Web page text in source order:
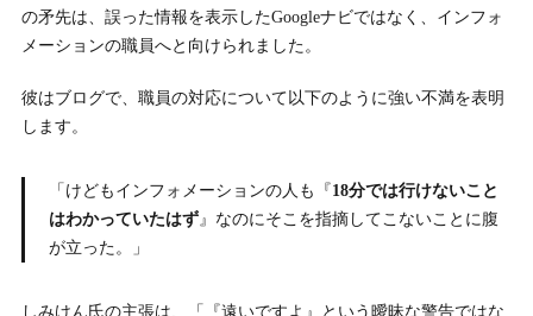
の矛先は、誤った情報を表示したGoogleナビではなく、インフォ
メーションの職員へと向けられました。
彼はブログで、職員の対応について以下のように強い不満を表明
します。
「けどもインフォメーションの人も『 18分では行けないこと
はわかっていたはず』なのにそこを指摘してこないことに腹
が立った。」
しみけん氏の主張は、「『遠いですよ』という曖昧な警告ではな